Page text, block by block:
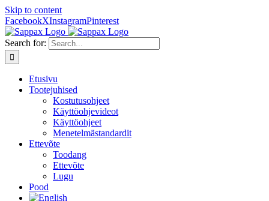
Skip to content
FacebookXInstagramPinterest
Search for:
Etusivu
Tootejuhised
Kostutusohjeet
Käyttöohjevideot
Käyttöohjeet
Menetelmästandardit
Ettevõte
Toodang
Ettevõte
Lugu
Pood